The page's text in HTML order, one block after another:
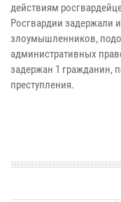
действиям
Росгвардии задержали
злоумышленников,
административных
задержан 1 гражданин,
преступления.